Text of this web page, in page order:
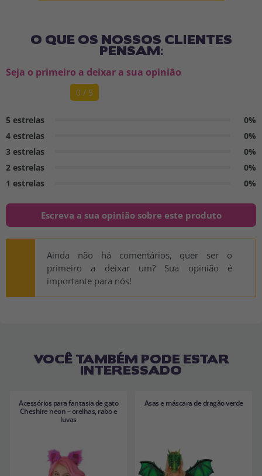
O QUE OS NOSSOS CLIENTES
PENSAM:
Seja o primeiro a deixar a sua opinião
0 / 5
5 estrelas
0%
4 estrelas
0%
3 estrelas
0%
2 estrelas
0%
1 estrelas
0%
Escreva a sua opinião sobre este produto
Ainda não há comentários, quer ser o
primeiro a deixar um? Sua opinião é
importante para nós!
VOCÊ TAMBÉM PODE ESTAR
INTERESSADO
Acessórios para fantasia de gato
Cheshire neon – orelhas, rabo e
luvas
Asas e máscara de dragão verde